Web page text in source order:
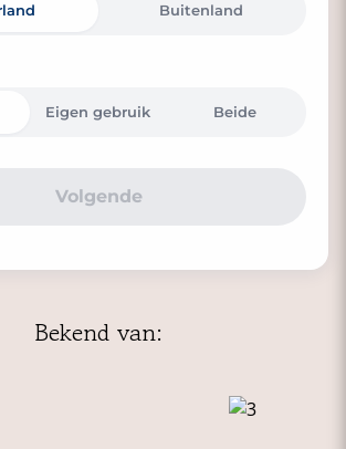
Buitenland
Eigen gebruik Beide
Volgende
Bekend van: